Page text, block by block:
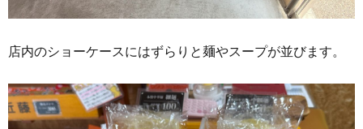
店内のショーケースにはずらりと麺やスープが並びます。